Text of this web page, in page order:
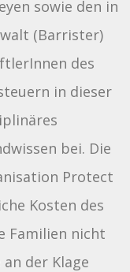
sowie den in
(Barrister)
des
in dieser
bei. Die
Protect
Kosten des
Familien nicht
der Klage